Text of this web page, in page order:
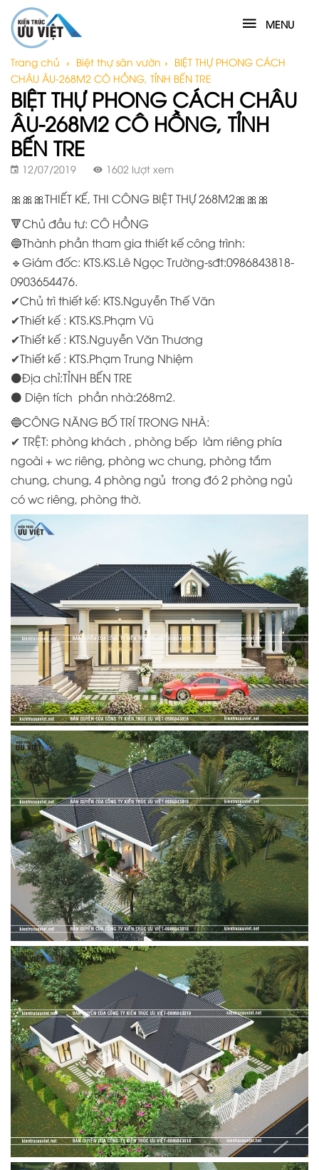
MENU
Trang chủ › Biệt thự sân vườn › BIỆT THỰ PHONG CÁCH
CHÂU ÂU-268M2 CÔ HỒNG, TỈNH BẾN TRE
BIỆT THỰ PHONG CÁCH CHÂU
ÂU-268M2 CÔ HỒNG, TỈNH
BẾN TRE
12/07/2019 1602 lượt xem
🎀 🎀 🎀THIẾT KẾ, THI CÔNG BIỆT THỰ 268M2🎀 🎀 🎀
🔻Chủ đầu tư: CÔ HỒNG
🔵Thành phần tham gia thiết kế công trình:
🔹Giám đốc: KTS.KS.Lê Ngọc Trường-sđt:0986843818-
0903654476.
✔Chủ trì thiết kế: KTS.Nguyễn Thế Văn
✔Thiết kế : KTS.KS.Phạm Vũ
✔Thiết kế : KTS.Nguyễn Văn Thương
✔Thiết kế : KTS.Phạm Trung Nhiệm
⚫️Địa chỉ:TỈNH BẾN TRE
⚫️ Diện tích phần nhà:268m2.
🔵CÔNG NĂNG BỐ TRÍ TRONG NHÀ:
✔ TRỆT: phòng khách , phòng bếp làm riêng phía
ngoài + wc riêng, phòng wc chung, phòng tắm
chung, chung, 4 phòng ngủ trong đó 2 phòng ngủ
có wc riêng, phòng thờ.